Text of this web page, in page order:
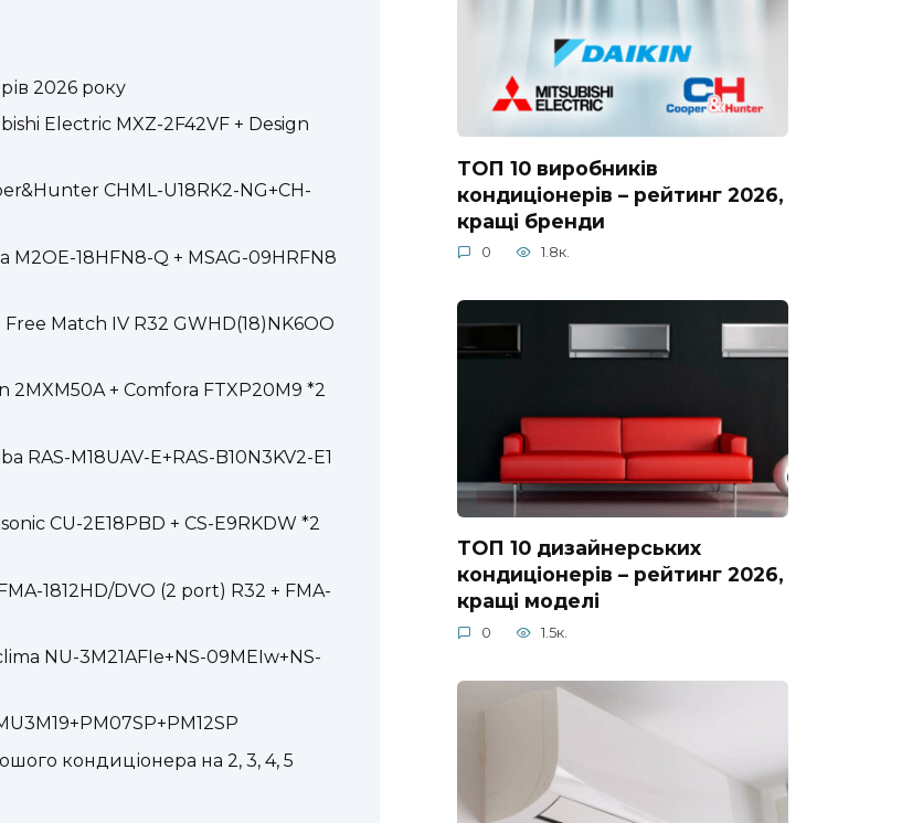
2026 року
Electric MXZ-2F42VF + Design
CHML-U18RK2-NG+CH-
M2OE-18HFN8-Q + MSAG-09HRFN8
Match IV R32 GWHD(18)NK6OO
2MXM50A + Comfora FTXP20M9 *2
RAS-M18UAV-E+RAS-B10N3KV2-E1
CU-2E18PBD + CS-E9RKDW *2
1812HD/DVO (2 port) R32 + FMA-
NU-3M21AFIe+NS-09MEIw+NS-
кондиціонера на 2, 3, 4, 5
ТОП 10 виробників
кондиціонерів – рейтинг 2026,
кращі бренди
0 1.8к.
ТОП 10 дизайнерських
кондиціонерів – рейтинг 2026,
кращі моделі
0 1.5к.